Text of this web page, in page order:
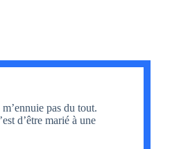
pas du tout.
d’être marié à une